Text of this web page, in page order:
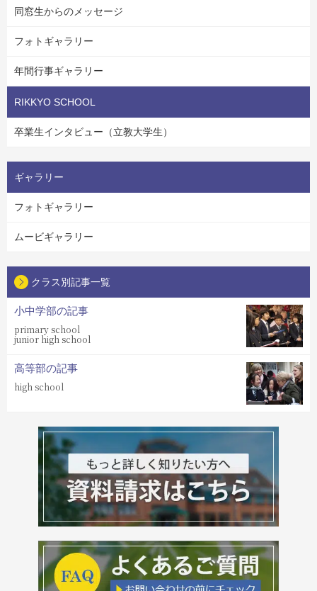
同窓生からのメッセージ
フォトギャラリー
年間行事ギャラリー
RIKKYO SCHOOL
卒業生インタビュー（立教大学生）
ギャラリー
フォトギャラリー
ムービギャラリー
クラス別記事一覧
小中学部の記事
primary school
junior high school
高等部の記事
high school